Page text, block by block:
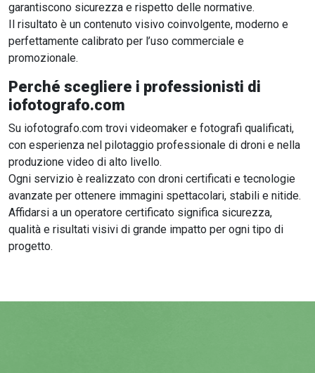
garantiscono sicurezza e rispetto delle normative.
Il risultato è un contenuto visivo coinvolgente, moderno e
perfettamente calibrato per l’uso commerciale e
promozionale.
Perché scegliere i professionisti di
iofotografo.com
Su iofotografo.com trovi videomaker e fotografi qualificati,
con esperienza nel pilotaggio professionale di droni e nella
produzione video di alto livello.
Ogni servizio è realizzato con droni certificati e tecnologie
avanzate per ottenere immagini spettacolari, stabili e nitide.
Affidarsi a un operatore certificato significa sicurezza,
qualità e risultati visivi di grande impatto per ogni tipo di
progetto.